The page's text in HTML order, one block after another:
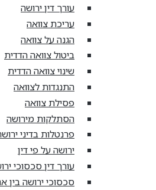
עורך דין ירושה
עריכת צוואה
הגנה על צוואה
ביטול צוואה הדדית
שינוי צוואה הדדית
התנגדות לצוואה
פסילת צוואה
הסתלקות מירושה
פרנטלות בדיני ירושה
ירושה על פי דין
עורך דין סכסוכי
סכסוכי ירושה בין